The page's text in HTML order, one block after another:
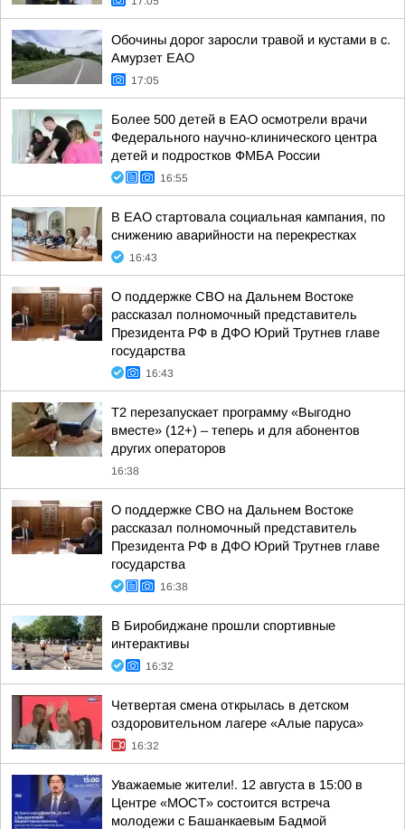
Обочины дорог заросли травой и кустами в с.
Амурзет ЕАО
17:05
Более 500 детей в ЕАО осмотрели врачи
Федерального научно-клинического центра
детей и подростков ФМБА России
16:55
В ЕАО стартовала социальная кампания, по
снижению аварийности на перекрестках
16:43
О поддержке СВО на Дальнем Востоке
рассказал полномочный представитель
Президента РФ в ДФО Юрий Трутнев главе
государства
16:43
Т2 перезапускает программу «Выгодно
вместе» (12+) – теперь и для абонентов
других операторов
16:38
О поддержке СВО на Дальнем Востоке
рассказал полномочный представитель
Президента РФ в ДФО Юрий Трутнев главе
государства
16:38
В Биробиджане прошли спортивные
интерактивы
16:32
Четвертая смена открылась в детском
оздоровительном лагере «Алые паруса»
16:32
Уважаемые жители!. 12 августа в 15:00 в
Центре «МОСТ» состоится встреча
молодежи с Башанкаевым Бадмой